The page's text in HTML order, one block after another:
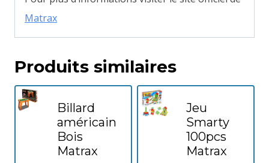
Matrax
Produits similaires
Billard
américain
Bois
Matrax
Jeu
Smarty
100pcs
Matrax